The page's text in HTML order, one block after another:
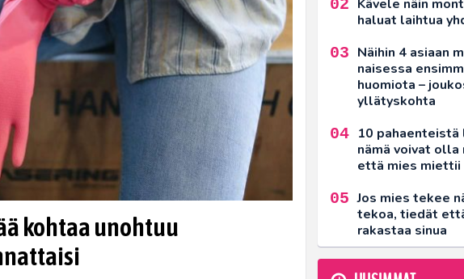
kohtaa unohtuu
Kävele näin
haluat laihtua
Näihin 4 asiaan
naisessa
huomiota –
yllätyskohta
10
nämä voivat olla
että mies miettii
Jos mies tekee
tekoa, tiedät
rakastaa sinua